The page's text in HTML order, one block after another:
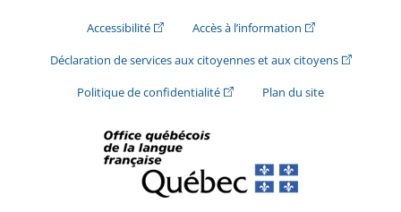
Accessibilité(Cet hyperlien externe s'ouvrira dans une
Accès à l’information(Cet hyperlien
Déclaration de services aux citoyennes et aux citoyens(Cet
Politique de confidentialité(Cet hyperlien externe s'ouvrira
Plan du site